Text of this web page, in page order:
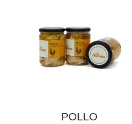
POLLO